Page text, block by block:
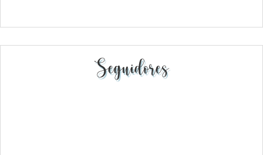
Seguidores